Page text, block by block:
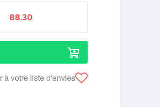
88.30
à votre liste d'envies